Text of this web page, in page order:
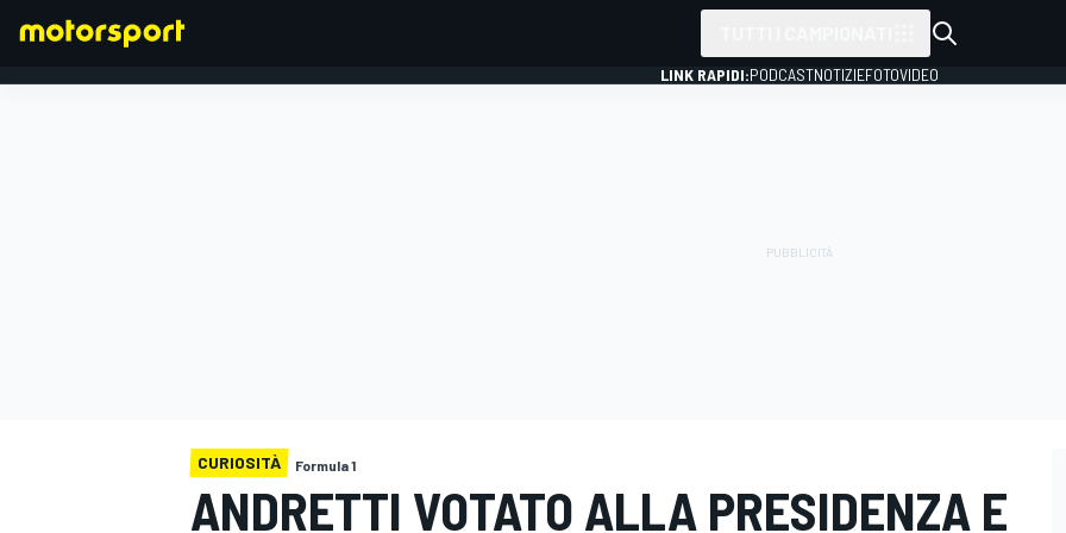
LINK RAPIDI:PODCASTNOTIZIEFOTOVIDEO
CURIOSITÀ Formula 1
ANDRETTI VOTATO ALLA PRESIDENZA E